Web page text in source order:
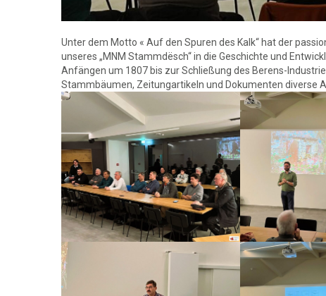
Unter dem Motto « Auf den Spuren des Kalk“ hat der
unseres „MNM Stammdësch“ in die Geschichte und
Anfängen um 1807 bis zur Schließung des Berens-
Stammbäumen, Zeitungartikeln und Dokumenten diverse